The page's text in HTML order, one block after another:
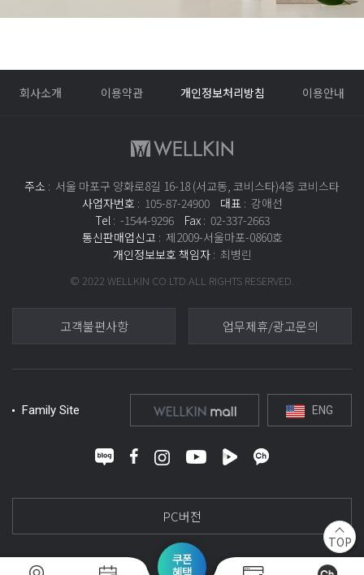
쿠폰
혜택
하이퍼 스칼프 샴푸
500ml 54,000
헤어팩 & 앰플
하이퍼 스칼프 팩
230ml 55,000원
뉴트리티브 헤어 LPP 트리트먼트
230ml 32,000
모인 프리미어 스칼프 샴푸
500ml 65,000
헤어팩 & 앰플
뉴트리티브 인텐시브 헤어 앰플
150ml 43,000원
뉴트리티브 헤어 LPP 트리트먼트
230ml 32,000
뉴트리티브 LPP 스칼프 샴푸
500ml 65,000원
헤어팩 & 앰플
뉴트리티브 인텐시브 헤어 앰플
150ml 43,000원
뉴트리티브 헤어 LPP 트리트먼트
230ml 32,000 TOP
회사소개 이용약관 개인정보처리방침 이용안내
주소 : 서울 마포구 양화로8길 16-18 (서교동, 코비스타)4층 코비스타
사업자번호 : 105-87-24900 대표 : 강애선
Tel: -1544-9296 Fax: 02-337-2663
통신판매업신고 : 제2009-서울마포-0860호
개인정보보호 책임자: 최병린
© 2022 WELLKIN CO.LTD.ALL RIGHTS RESERVED.
고객불편사항 업무제휴/광고문의
Family Site ENG
PC버전